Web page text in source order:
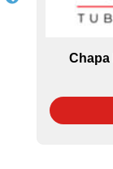
Chapa